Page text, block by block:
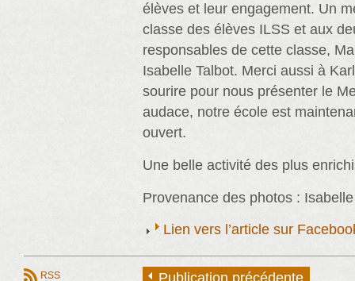
élèves et leur engagement. Un
classe des élèves ILSS et aux
responsables de cette classe,
Isabelle Talbot. Merci aussi à
sourire pour nous présenter le
audace, notre école est
ouvert.
Une belle activité des plus
Provenance des photos :
Lien vers l’article sur
RSS Publication précédente